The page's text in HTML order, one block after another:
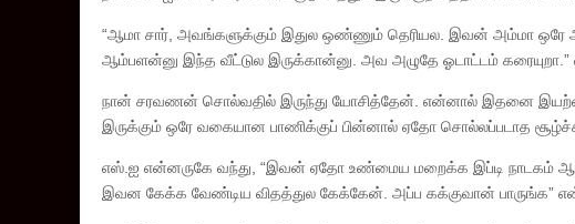
“ஆமா சார், அவங்களுக்கும் இதுல ஒண்ணும் தெரியல. இவன் அம்மா ஒரே
ஆம்பளன்னு இந்த வீட்டுல இருக்கான்னு. அவ அழுதே ஓடாட்டம் கரையுறா.”
நான் சரவணன் சொல்வதில் இருந்து யோசித்தேன். என்னால் இதனை
இருக்கும் ஒரே வகையான பாணிக்குப் பின்னால் ஏதோ சொல்லப்படாத
எஸ்.ஐ என்னருகே வந்து, “இவன் ஏதோ உண்மைய மறைக்க இப்டி நாடகம்
இவன கேக்க வேண்டிய விதத்துல கேக்கேன். அப்ப கக்குவான் பாருங்க”